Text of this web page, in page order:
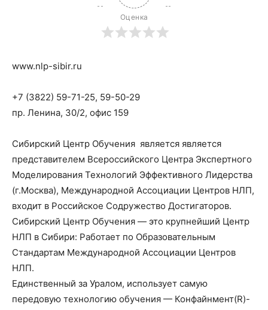
Оценка
www.nlp-sibir.ru
+7 (3822) 59-71-25, 59-50-29
пр. Ленина, 30/2, офис 159
Сибирский Центр Обучения является является
представителем Всероссийского Центра Экспертного
Моделирования Технологий Эффективного Лидерства
(г.Москва), Международной Ассоциации Центров НЛП,
входит в Российское Содружество Достигаторов.
Сибирский Центр Обучения — это крупнейший Центр
НЛП в Сибири: Работает по Образовательным
Стандартам Международной Ассоциации Центров
НЛП.
Единственный за Уралом, использует самую
передовую технологию обучения — Конфайнмент(R)-